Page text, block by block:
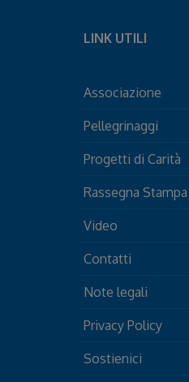
LINK UTILI
Associazione
Pellegrinaggi
Progetti di Carità
Rassegna Stampa
Video
Contatti
Note legali
Privacy Policy
Sostienici